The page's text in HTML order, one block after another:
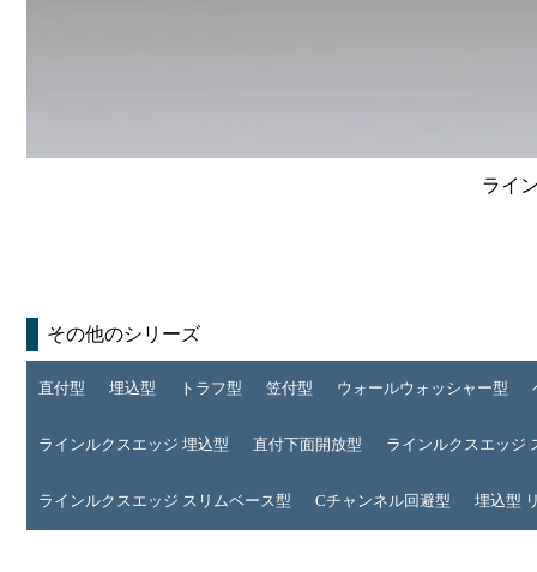
ライ
その他のシリーズ
直付型 埋込型 トラフ型 笠付型 ウォールウォッシャー型
ラインルクスエッジ 埋込型 直付下面開放型 ラインルクスエッジ
ラインルクスエッジ スリムベース型 Cチャンネル回避型 埋込型